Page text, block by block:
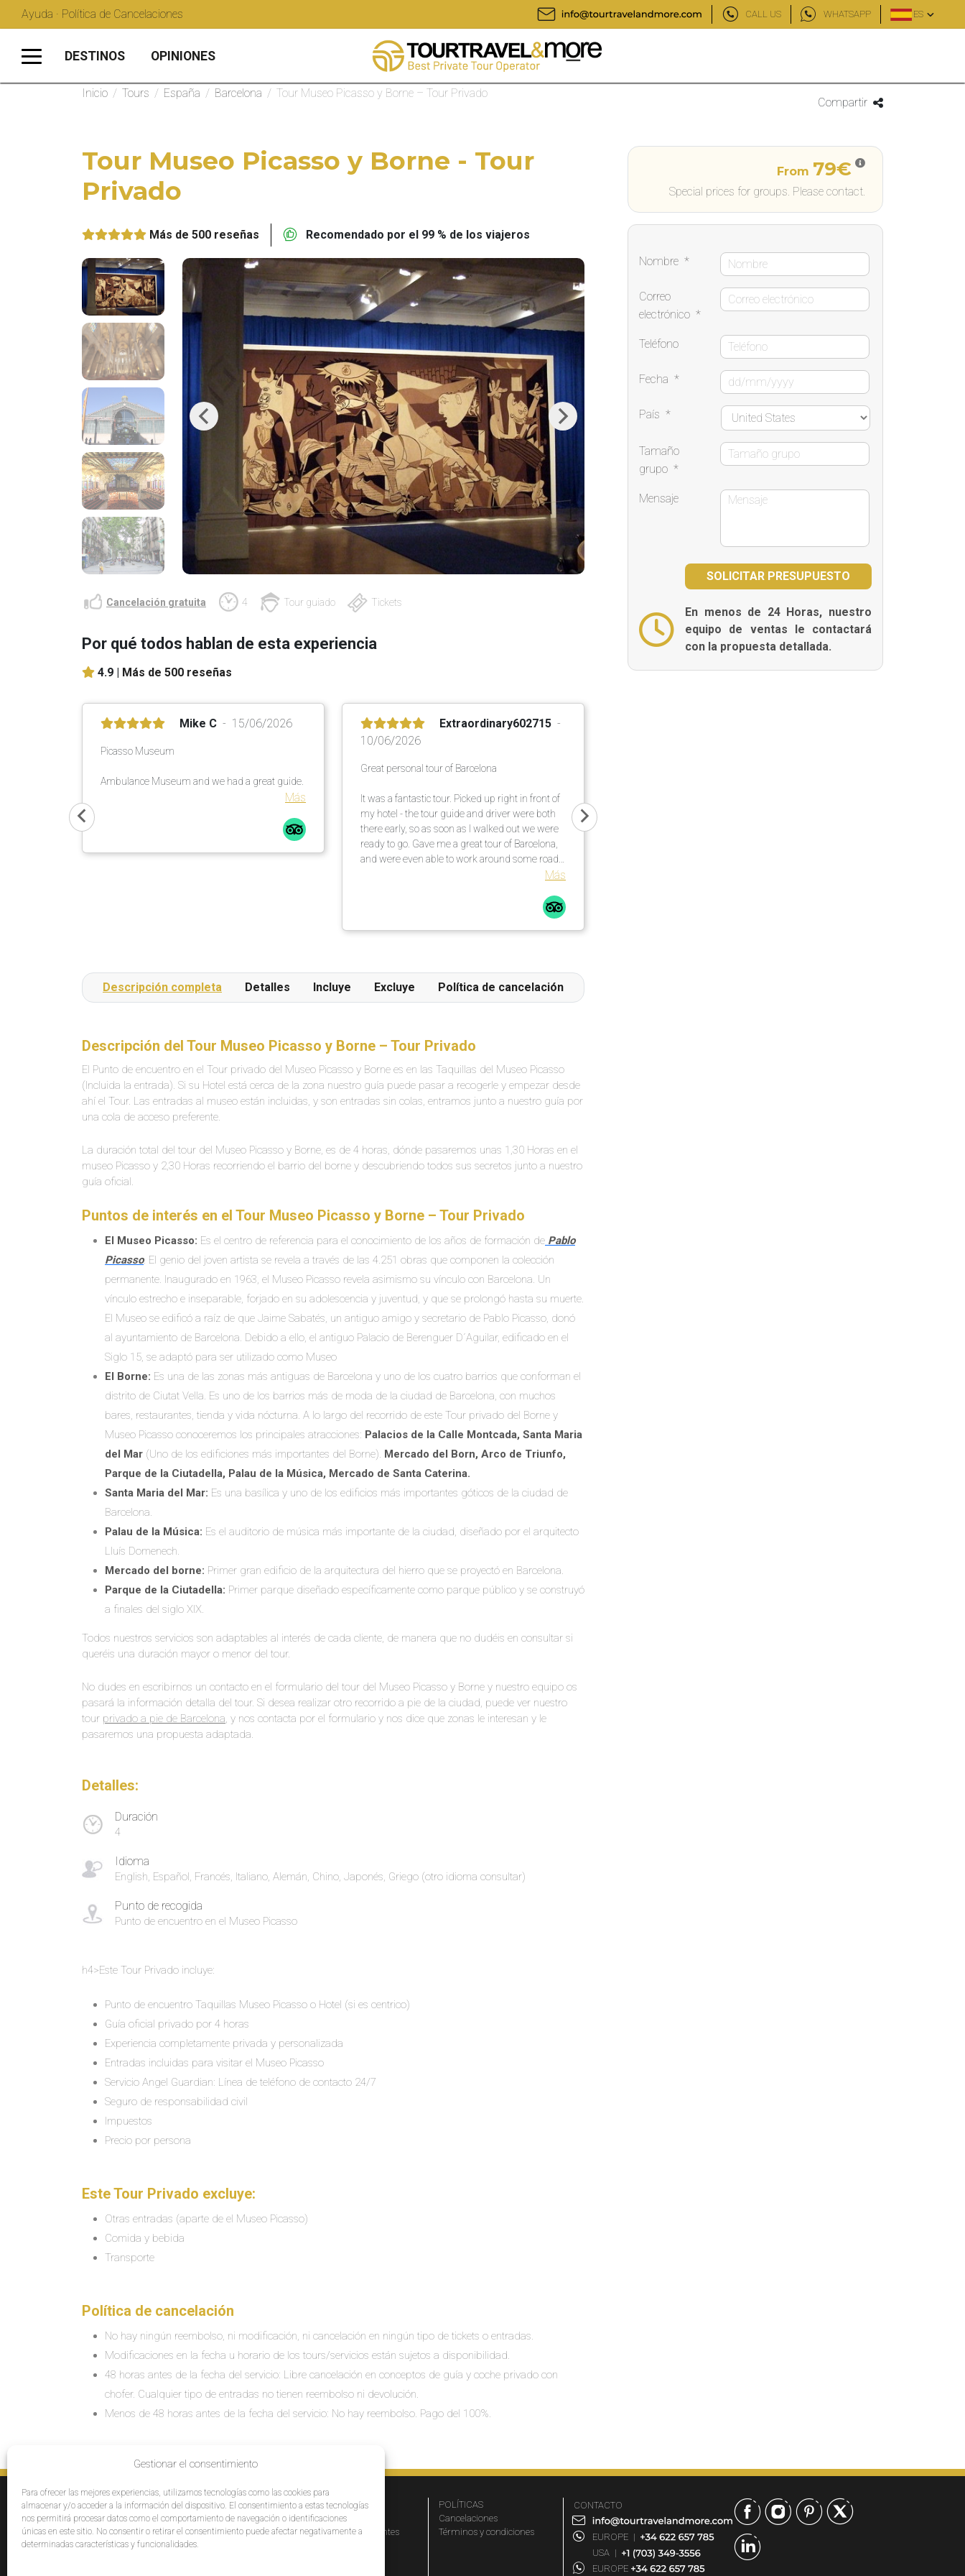
Gestionar el consentimiento
Para ofrecer las mejores experiencias, utilizamos tecnologías como las cookies para
almacenar y/o acceder a la información del dispositivo. El consentimiento a estas tecnologías
nos permitirá procesar datos como el comportamiento de navegación o identificaciones
únicas en este sitio. No consentir o retirar el consentimiento puede afectar negativamente a
determinadas características y funcionalidades.
Ayuda · Política de Cancelaciones CALL US WHATSAPP ES
DESTINOS OPINIONES
Inicio / Tours / España / Barcelona / Tour Museo Picasso y Borne – Tour Privado
Compartir
Tour Museo Picasso y Borne - Tour
Privado
Más de 500 reseñas Recomendado por el 99 % de los viajeros
Previous Next
Cancelación gratuita 4 Tour guiado Tickets
Por qué todos hablan de esta experiencia
4.9 | Más de 500 reseñas
Mike C 15/06/2026
Picasso Museum
Ambulance Museum and we had a great guide.
Más
Extraordinary602715
10/06/2026
Great personal tour of Barcelona
It was a fantastic tour. Picked up right in front of
my hotel - the tour guide and driver were both
there early, so as soon as I walked out we were
ready to go. Gave me a great tour of Barcelona,
and were even able to work around some roads
Más
Descripción completa Detalles Incluye Excluye Política de cancelación
Descripción del Tour Museo Picasso y Borne – Tour Privado
El Punto de encuentro en el Tour privado del Museo Picasso y Borne es en las Taquillas del Museo Picasso
(Incluida la entrada). Si su Hotel está cerca de la zona nuestro guía puede pasar a recogerle y empezar desde
ahí el Tour. Las entradas al museo están incluidas, y son entradas sin colas, entramos junto a nuestro guía por
una cola de acceso preferente.
La duración total del tour del Museo Picasso y Borne, es de 4 horas, dónde pasaremos unas 1,30 Horas en el
museo Picasso y 2,30 Horas recorriendo el barrio del borne y descubriendo todos sus secretos junto a nuestro
guía oficial.
Puntos de interés en el Tour Museo Picasso y Borne – Tour Privado
El Museo Picasso: Es el centro de referencia para el conocimiento de los años de formación de Pablo
Picasso. El genio del joven artista se revela a través de las 4.251 obras que componen la colección
permanente. Inaugurado en 1963, el Museo Picasso revela asimismo su vínculo con Barcelona. Un
vínculo estrecho e inseparable, forjado en su adolescencia y juventud, y que se prolongó hasta su muerte.
El Museo se edificó a raíz de que Jaime Sabatés, un antiguo amigo y secretario de Pablo Picasso, donó
al ayuntamiento de Barcelona. Debido a ello, el antiguo Palacio de Berenguer D´Aguilar, edificado en el
Siglo 15, se adaptó para ser utilizado como Museo
El Borne: Es una de las zonas más antiguas de Barcelona y uno de los cuatro barrios que conforman el
distrito de Ciutat Vella. Es uno de los barrios más de moda de la ciudad de Barcelona, con muchos
bares, restaurantes, tienda y vida nócturna. A lo largo del recorrido de este Tour privado del Borne y
Museo Picasso conoceremos los principales atracciones: Palacios de la Calle Montcada, Santa Maria
del Mar (Uno de los edificiones más importantes del Borne). Mercado del Born, Arco de Triunfo,
Parque de la Ciutadella, Palau de la Música, Mercado de Santa Caterina.
Santa Maria del Mar: Es una basílica y uno de los edificios más importantes góticos de la ciudad de
Barcelona.
Palau de la Música: Es el auditorio de música más importante de la ciudad, diseñado por el arquitecto
Lluís Domenech.
Mercado del borne: Primer gran edificio de la arquitectura del hierro que se proyectó en Barcelona.
Parque de la Ciutadella: Primer parque diseñado específicamente como parque público y se construyó
a finales del siglo XIX.
Todos nuestros servicios son adaptables al interés de cada cliente, de manera que no dudéis en consultar si
queréis una duración mayor o menor del tour.
No dudes en escribirnos un contacto en el formulario del tour del Museo Picasso y Borne y nuestro equipo os
pasará la información detalla del tour. Si desea realizar otro recorrido a pie de la ciudad, puede ver nuestro
tour privado a pie de Barcelona, y nos contacta por el formulario y nos dice que zonas le interesan y le
pasaremos una propuesta adaptada.
Detalles:
Duración
4
Idioma
English, Español, Francés, Italiano, Alemán, Chino, Japonés, Griego (otro idioma consultar)
Punto de recogida
Punto de encuentro en el Museo Picasso
h4>Este Tour Privado incluye:
Punto de encuentro Taquillas Museo Picasso o Hotel (si es centrico)
Guía oficial privado por 4 horas
Experiencia completamente privada y personalizada
Entradas incluidas para visitar el Museo Picasso
Servicio Angel Guardian: Línea de teléfono de contacto 24/7
Seguro de responsabilidad civil
Impuestos
Precio por persona
Este Tour Privado excluye:
Otras entradas (aparte de el Museo Picasso)
Comida y bebida
Transporte
Política de cancelación
No hay ningún reembolso, ni modificación, ni cancelación en ningún tipo de tickets o entradas.
Modificaciones en la fecha u horario de los tours/servicios están sujetos a disponibilidad.
48 horas antes de la fecha del servicio: Libre cancelación en conceptos de guía y coche privado con
chofer. Cualquier tipo de entradas no tienen reembolso ni devolución.
Menos de 48 horas antes de la fecha del servicio: No hay reembolso. Pago del 100%.
From 79€
Special prices for groups. Please contact.
Nombre *
Correo
electrónico *
Teléfono
Fecha *
País *
Tamaño
grupo *
Mensaje
En menos de 24 Horas, nuestro
equipo de ventas le contactará
con la propuesta detallada.
SERVICIOS
Destinos
Cruceros
EMPRESA
Por qué elegirnos
Preguntas frecuentes
POLÍTICAS
Cancelaciones
Términos y condiciones
CONTACTO
EUROPE |
USA |
EUROPE